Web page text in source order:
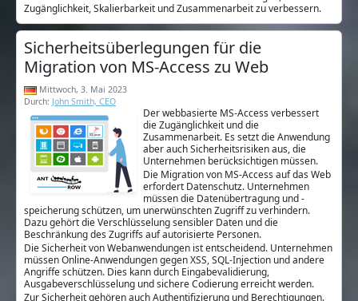
Zugänglichkeit, Skalierbarkeit und Zusammenarbeit zu verbessern.
Sicherheitsüberlegungen für die
Migration von MS-Access zu Web
Mittwoch, 3. Mai 2023
Durch: John Smith, CEO
Der webbasierte MS-Access verbessert
die Zugänglichkeit und die
Zusammenarbeit. Es setzt die Anwendung
aber auch Sicherheitsrisiken aus, die
Unternehmen berücksichtigen müssen.
Die Migration von MS-Access auf das Web
erfordert Datenschutz. Unternehmen
müssen die Datenübertragung und -
speicherung schützen, um unerwünschten Zugriff zu verhindern.
Dazu gehört die Verschlüsselung sensibler Daten und die
Beschränkung des Zugriffs auf autorisierte Personen.
Die Sicherheit von Webanwendungen ist entscheidend. Unternehmen
müssen Online-Anwendungen gegen XSS, SQL-Injection und andere
Angriffe schützen. Dies kann durch Eingabevalidierung,
Ausgabeverschlüsselung und sichere Codierung erreicht werden.
Zur Sicherheit gehören auch Authentifizierung und Berechtigungen.